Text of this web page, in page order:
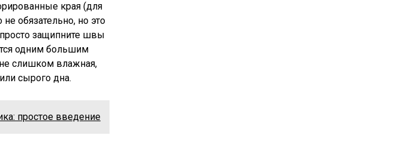
края (для
обязательно, но это
защипните швы
одним большим
не слишком влажная,
сырого дна.
простое введение